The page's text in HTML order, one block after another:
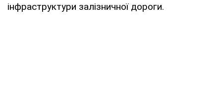
інфраструктури залізничної дороги.